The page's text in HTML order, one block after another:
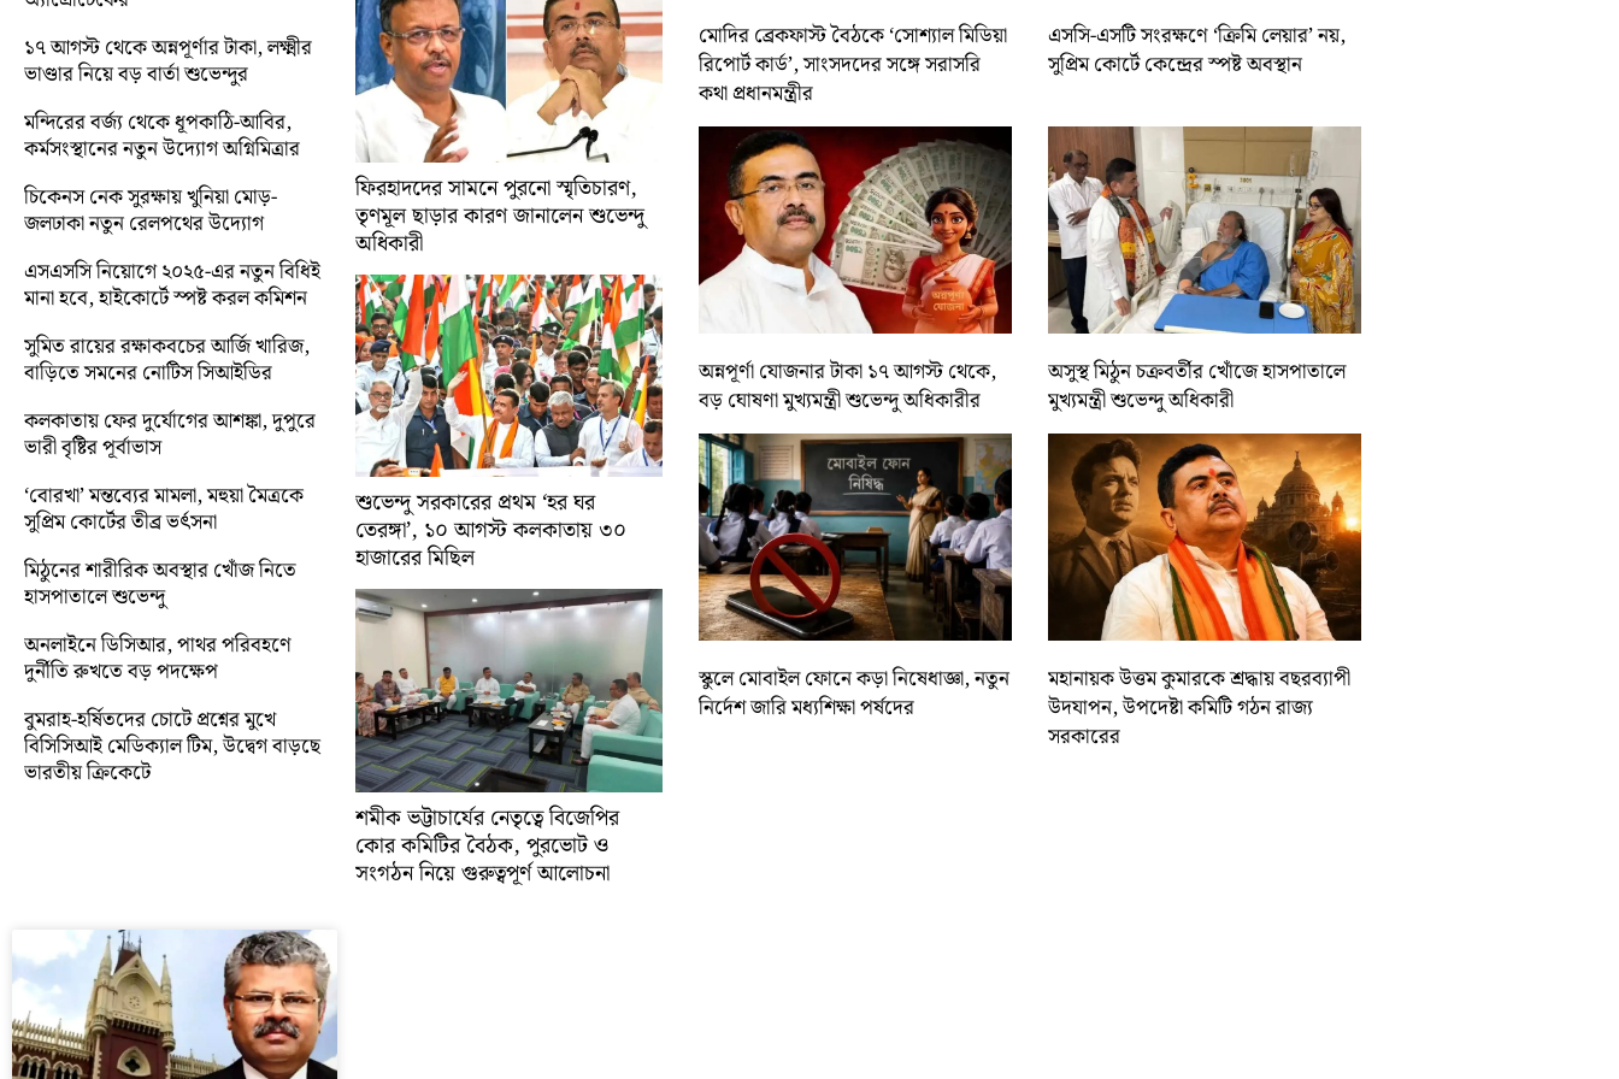
১৭ আগস্ট থেকে অন্নপূর্ণার টাকা, লক্ষ্মীর
ভাণ্ডার নিয়ে বড় বার্তা শুভেন্দুর
মন্দিরের বর্জ্য থেকে ধূপকাঠি-আবির,
কর্মসংস্থানের নতুন উদ্যোগ অগ্নিমিত্রার
চিকেনস নেক সুরক্ষায় খুনিয়া মোড়-
জলঢাকা নতুন রেলপথের উদ্যোগ
এসএসসি নিয়োগে ২০২৫-এর নতুন বিধিই
মানা হবে, হাইকোর্টে স্পষ্ট করল কমিশন
সুমিত রায়ের রক্ষাকবচের আর্জি খারিজ,
বাড়িতে সমনের নোটিস সিআইডির
কলকাতায় ফের দুর্যোগের আশঙ্কা, দুপুরে
ভারী বৃষ্টির পূর্বাভাস
‘বোরখা’ মন্তব্যের মামলা, মহুয়া মৈত্রকে
সুপ্রিম কোর্টের তীব্র ভর্ৎসনা
মিঠুনের শারীরিক অবস্থার খোঁজ নিতে
হাসপাতালে শুভেন্দু
অনলাইনে ডিসিআর, পাথর পরিবহণে
দুর্নীতি রুখতে বড় পদক্ষেপ
বুমরাহ-হর্ষিতদের চোটে প্রশ্নের মুখে
বিসিসিআই মেডিক্যাল টিম, উদ্বেগ বাড়ছে
ভারতীয় ক্রিকেটে
ফিরহাদদের সামনে পুরনো স্মৃতিচারণ,
তৃণমূল ছাড়ার কারণ জানালেন শুভেন্দু
অধিকারী
শুভেন্দু সরকারের প্রথম ‘হর ঘর
তেরঙ্গা’, ১০ আগস্ট কলকাতায় ৩০
হাজারের মিছিল
শমীক ভট্টাচার্যের নেতৃত্বে বিজেপির
কোর কমিটির বৈঠক, পুরভোট ও
সংগঠন নিয়ে গুরুত্বপূর্ণ আলোচনা
মোদির ব্রেকফাস্ট বৈঠকে ‘সোশ্যাল মিডিয়া
রিপোর্ট কার্ড’, সাংসদদের সঙ্গে সরাসরি
কথা প্রধানমন্ত্রীর
এসসি-এসটি সংরক্ষণে ‘ক্রিমি লেয়ার’ নয়,
সুপ্রিম কোর্টে কেন্দ্রের স্পষ্ট অবস্থান
অন্নপূর্ণা যোজনার টাকা ১৭ আগস্ট থেকে,
বড় ঘোষণা মুখ্যমন্ত্রী শুভেন্দু অধিকারীর
অসুস্থ মিঠুন চক্রবর্তীর খোঁজে হাসপাতালে
মুখ্যমন্ত্রী শুভেন্দু অধিকারী
স্কুলে মোবাইল ফোনে কড়া নিষেধাজ্ঞা, নতুন
নির্দেশ জারি মধ্যশিক্ষা পর্ষদের
মহানায়ক উত্তম কুমারকে শ্রদ্ধায় বছরব্যাপী
উদযাপন, উপদেষ্টা কমিটি গঠন রাজ্য
সরকারের